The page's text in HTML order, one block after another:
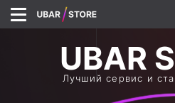
Лучший сервис и